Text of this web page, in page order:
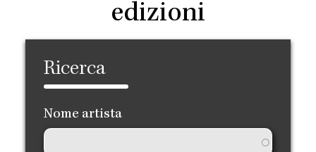
edizioni
Ricerca
Nome artista